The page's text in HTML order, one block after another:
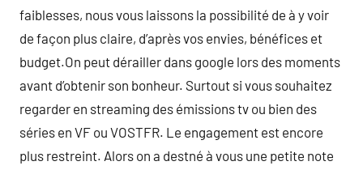
faiblesses, nous vous laissons la possibilité de à y voir
de façon plus claire, d’après vos envies, bénéfices et
budget.On peut dérailler dans google lors des moments
avant d’obtenir son bonheur. Surtout si vous souhaitez
regarder en streaming des émissions tv ou bien des
séries en VF ou VOSTFR. Le engagement est encore
plus restreint. Alors on a destné à vous une petite note